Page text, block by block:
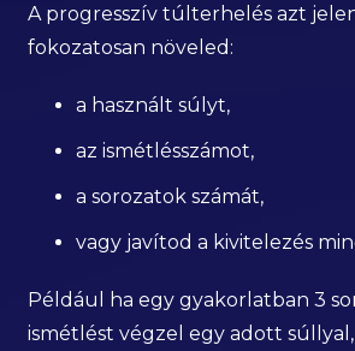
A progresszív túlterhelés azt
fokozatosan növeled:
a használt súlyt,
az ismétlésszámot,
a sorozatok számát,
vagy javítod a kivitelezés
Például ha egy gyakorlatban 3
ismétlést végzel egy adott